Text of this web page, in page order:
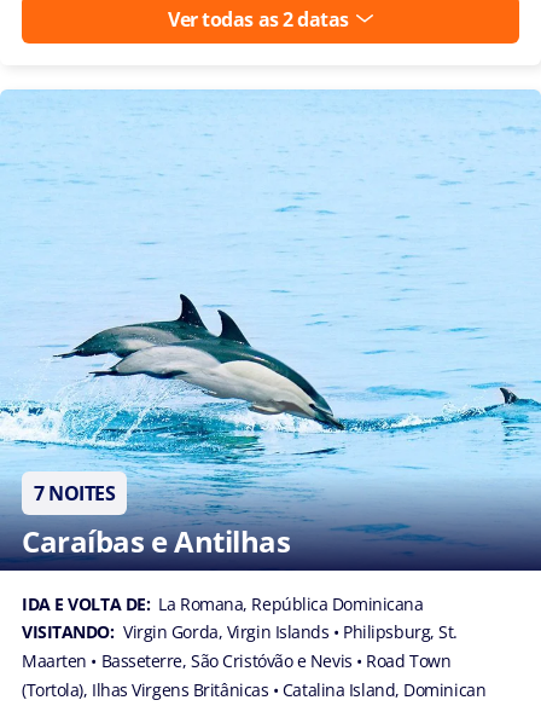
Ver todas as 2 datas
7 NOITES
Caraíbas e Antilhas
IDA E VOLTA DE: La Romana, República Dominicana
VISITANDO: Virgin Gorda, Virgin Islands • Philipsburg, St.
Maarten • Basseterre, São Cristóvão e Nevis • Road Town
(Tortola), Ilhas Virgens Britânicas • Catalina Island, Dominican